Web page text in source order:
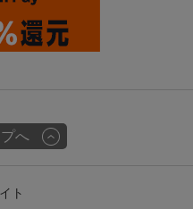
へ
ト